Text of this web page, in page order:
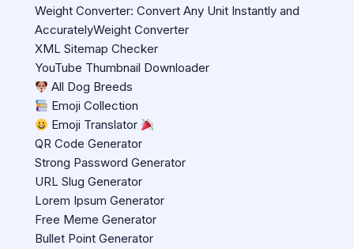
Weight Converter: Convert Any Unit Instantly and
AccuratelyWeight Converter
XML Sitemap Checker
YouTube Thumbnail Downloader
All Dog Breeds
Emoji Collection
Emoji Translator
QR Code Generator
Strong Password Generator
URL Slug Generator
Lorem Ipsum Generator
Free Meme Generator
Bullet Point Generator